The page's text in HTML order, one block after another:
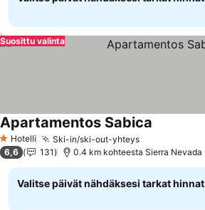
Suosittu valinta
1 Tähtiluokitus
Hotelli Ski-in/ski-out-yhteysKatso hinnat
Apartamentos Sabica
6,6 131 0.4 km kohteesta Sierra Nevada
Valitse päivät nähdäksesi tarkat hinnat